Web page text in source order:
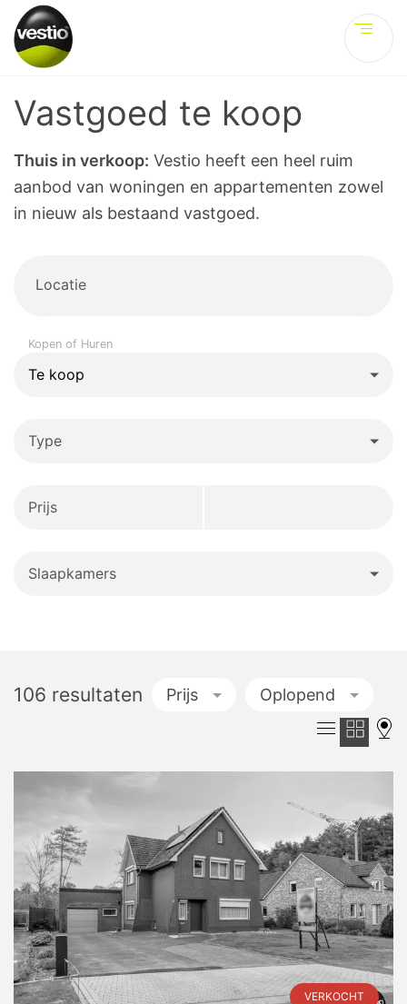
Vastgoed te koop
Thuis in verkoop: Vestio heeft een heel ruim
aanbod van woningen en appartementen zowel
in nieuw als bestaand vastgoed.
Locatie
Kopen of Huren
Type
Prijs
Slaapkamers
106 resultaten Prijs Oplopend
VERKOCHT